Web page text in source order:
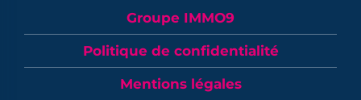
Groupe IMMO9
Politique de confidentialité
Mentions légales